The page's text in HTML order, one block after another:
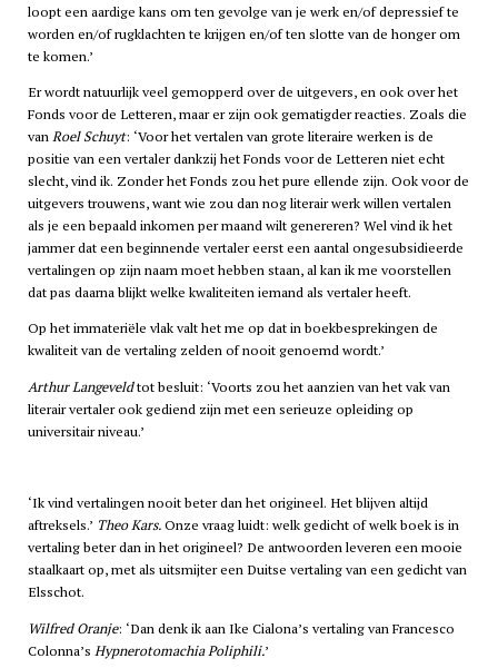
loopt een aardige kans om ten gevolge van je werk en/of depressief te
worden en/of rugklachten te krijgen en/of ten slotte van de honger om
te komen.’
Er wordt natuurlijk veel gemopperd over de uitgevers, en ook over het
Fonds voor de Letteren, maar er zijn ook gematigder reacties. Zoals die
vanRoel Schuyt: ‘Voor het vertalen van grote literaire werken is de
positie van een vertaler dankzij het Fonds voor de Letteren niet echt
slecht, vind ik. Zonder het Fonds zou het pure ellende zijn. Ook voor de
uitgevers trouwens, want wie zou dan nog literair werk willen vertalen
als je een bepaald inkomen per maand wilt genereren? Wel vind ik het
jammer dat een beginnende vertaler eerst een aantal ongesubsidieerde
vertalingen op zijn naam moet hebben staan, al kan ik me voorstellen
dat pas daarna blijkt welke kwaliteiten iemand als vertaler heeft.
Op het immateriële vlak valt het me op dat in boekbesprekingen de
kwaliteit van de vertaling zelden of nooit genoemd wordt.’
Arthur Langeveldtot besluit: ‘Voorts zou het aanzien van het vak van
literair vertaler ook gediend zijn met een serieuze opleiding op
universitair niveau.’
‘Ik vind vertalingen nooit beter dan het origineel. Het blijven altijd
aftreksels.’ Theo Kars.Onze vraag luidt: welk gedicht of welk boek is in
vertaling beter dan in het origineel? De antwoorden leveren een mooie
staalkaart op, met als uitsmijter een Duitse vertaling van een gedicht van
Elsschot.
Wilfred Oranje: ‘Dan denk ik aan Ike Cialona’s vertaling van Francesco
Colonna’s Hypnerotomachia Poliphili.’